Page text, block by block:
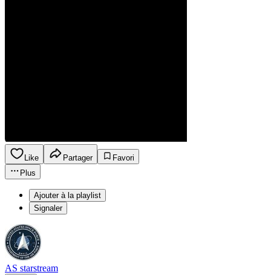
Like Partager
Favori
Plus
Ajouter à la playlist
Signaler
AS starstream